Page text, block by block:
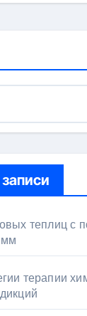
теплиц с
терапии